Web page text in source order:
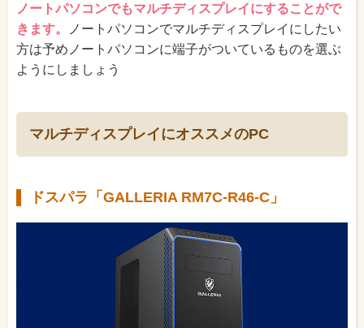
ノートパソコンでもマルチディスプレイにすることがで
きます。
ノートパソコンでマルチディスプレイにしたい
方は予めノートパソコンに端子がついているものを選ぶ
ようにしましょう
マルチディスプレイにオススメのPC
ドスパラ「GALLERIA RM7C-R46-C」